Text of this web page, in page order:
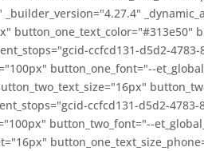
button_one_text_color="#313e50"
ccfcd131-d5d2-
button_one_font="--
ccfcd131-d5d2-
button_two_font="--